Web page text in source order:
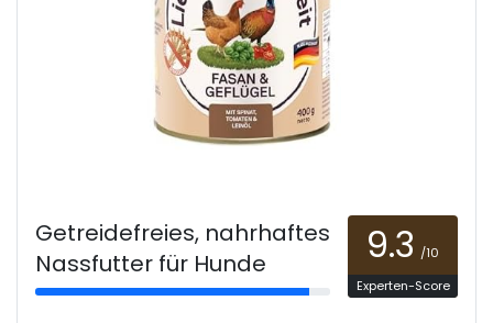
Getreidefreies, nahrhaftes
Nassfutter für Hunde
9.3 /10
Experten-Score